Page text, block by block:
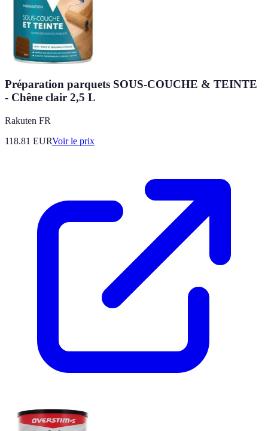
Préparation parquets SOUS-COUCHE & TEINTE
- Chêne clair 2,5 L
Rakuten FR
118.81 EURVoir le prix